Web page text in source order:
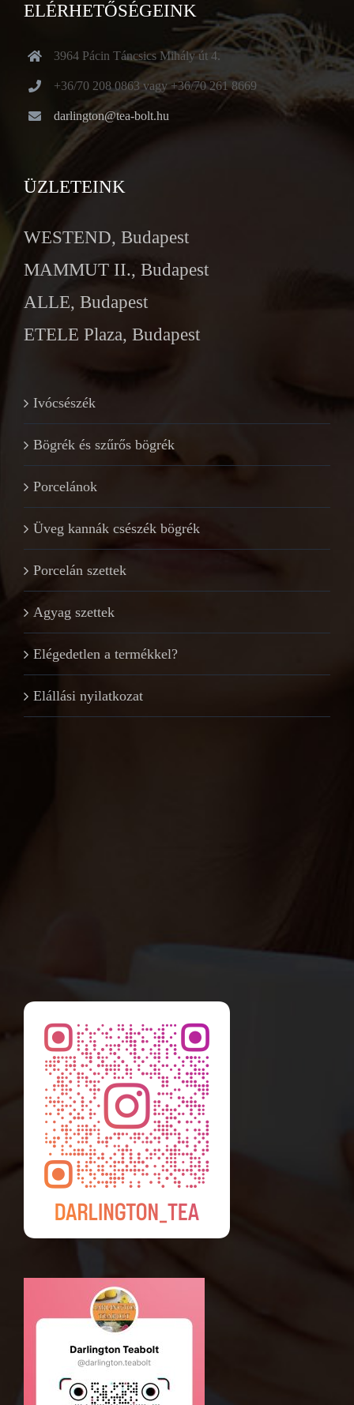
ELÉRHETŐSÉGEINK
3964 Pácin Táncsics Mihály út 4.
+36/70 208 0863 vagy +36/70 261 8669
darlington@tea-bolt.hu
ÜZLETEINK
WESTEND, Budapest
MAMMUT II., Budapest
ALLE, Budapest
ETELE Plaza, Budapest
Ivócsészék
Bögrék és szűrős bögrék
Porcelánok
Üveg kannák csészék bögrék
Porcelán szettek
Agyag szettek
Elégedetlen a termékkel?
Elállási nyilatkozat